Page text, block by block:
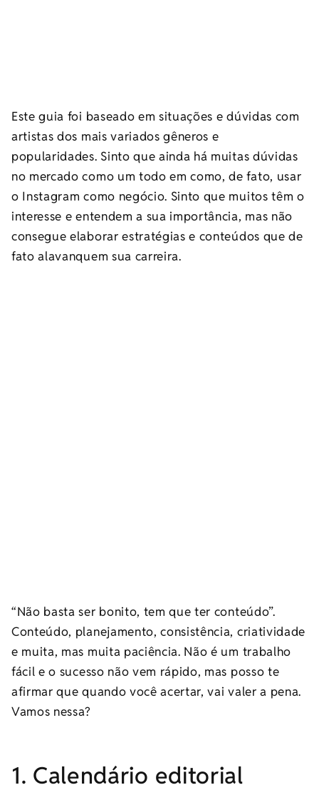
Este guia foi baseado em situações e dúvidas com
artistas dos mais variados gêneros e
popularidades. Sinto que ainda há muitas dúvidas
no mercado como um todo em como, de fato, usar
o Instagram como negócio. Sinto que muitos têm o
interesse e entendem a sua importância, mas não
consegue elaborar estratégias e conteúdos que de
fato alavanquem sua carreira.
“Não basta ser bonito, tem que ter conteúdo”.
Conteúdo, planejamento, consistência, criatividade
e muita, mas muita paciência. Não é um trabalho
fácil e o sucesso não vem rápido, mas posso te
afirmar que quando você acertar, vai valer a pena.
Vamos nessa?
1. Calendário editorial